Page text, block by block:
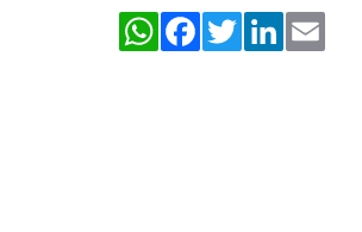
WhatsAppFacebookTwitterLinkedIn